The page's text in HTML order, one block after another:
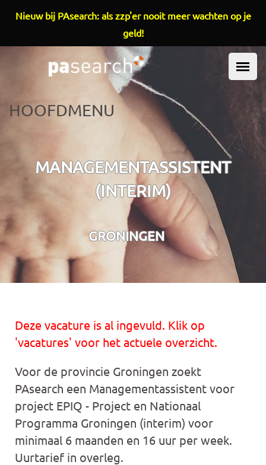
Overslaan en naar de inhoud gaan
HOOFDMENU
MANAGEMENTASSISTENT
(INTERIM)
GRONINGEN
Deze vacature is al ingevuld. Klik op
'vacatures' voor het actuele overzicht.
Voor de provincie Groningen zoekt
PAsearch een Managementassistent voor
project EPIQ - Project en Nationaal
Programma Groningen (interim) voor
minimaal 6 maanden en 16 uur per week.
Uurtarief in overleg.
Nieuw bij PAsearch: als zzp'er nooit meer wachten op je
geld!